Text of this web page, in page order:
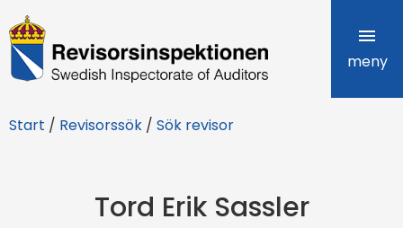
R
e
i
meny
Start / Revisorssök / Sök revisor
Tord Erik Sassler